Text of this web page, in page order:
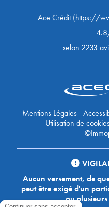
Ace Crédit(https://
4.8
selon 2233
Mentions Légales-
Utilisation de cookies
Aucun versement, de
peut être exigé d'un
ou